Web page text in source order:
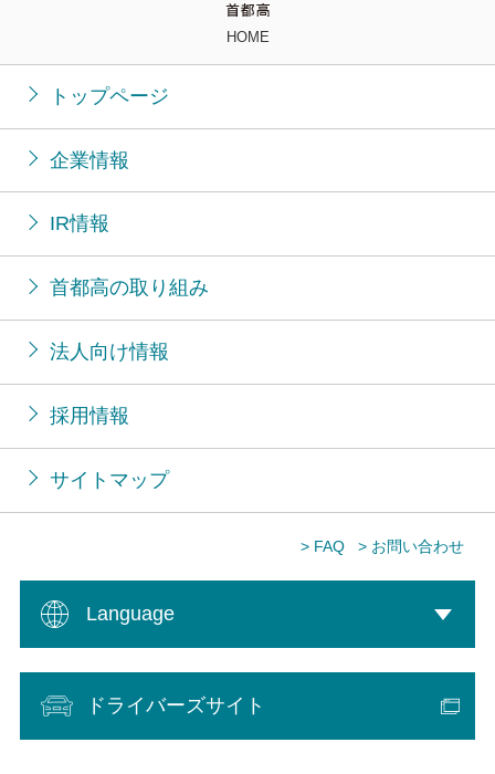
HOME
トップページ
企業情報
IR情報
首都高の取り組み
法人向け情報
採用情報
サイトマップ
> FAQ > お問い合わせ
Language
ドライバーズサイト